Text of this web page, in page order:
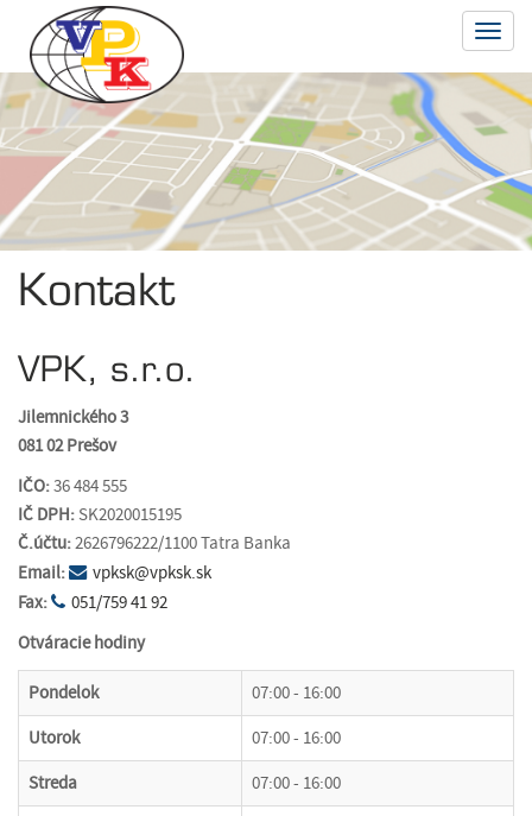
Kontakt
VPK, s.r.o.
Jilemnického 3
081 02 Prešov
IČO:36 484 555
IČ DPH: SK2020015195
Č.účtu:2626796222/1100 Tatra Banka
Email:
vpksk@vpksk.sk
Fax:
051/759 41 92
Otváracie hodiny
Pondelok
07:00 - 16:00
Utorok
07:00 - 16:00
Streda
07:00 - 16:00